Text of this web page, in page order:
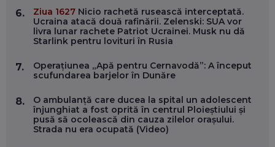
EP. 55
OLIVIU MATEI, HOLISUN: SOFTWARE DE LA CLUJ PENTRU
VERTICALE FĂRĂ PĂMÂNT
EP. 54
VALENTIN VANCEA, CEO AL PATRIA BANK: AUTOMATIZĂM
PROCESE, DAR CE FACEM CÂND PICĂ BAZA DE DATE, LA
INSTITUȚIILE STATULUI?
EP. 53
6. Ziua 1627 Nicio rachetă rusească interceptată.
Ucraina atacă două rafinării. Zelenski: SUA vor
livra lunar rachete Patriot Ucrainei. Musk nu dă
Starlink pentru lovituri în Rusia
7.
Operațiunea „Apă pentru Cernavodă”: A început
scufundarea barjelor în Dunăre
8.
O ambulanță care ducea la spital un adolescent
înjunghiat a fost oprită în centrul Ploieștiului și
pusă să ocolească din cauza zilelor orașului.
Strada nu era ocupată (Video)